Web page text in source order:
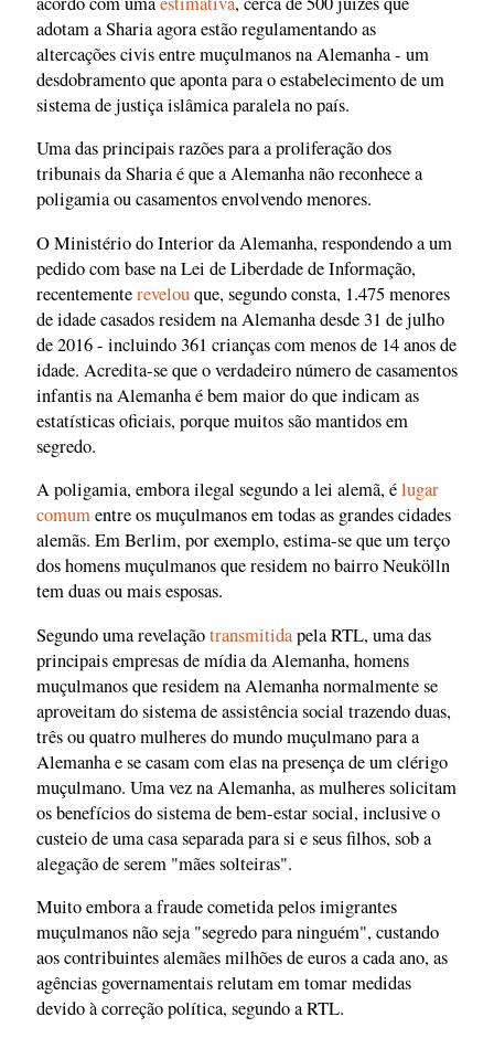
adotam a Sharia agora estão regulamentando as
altercações civis entre muçulmanos na Alemanha - um
desdobramento que aponta para o estabelecimento de um
sistema de justiça islâmica paralela no país.
Uma das principais razões para a proliferação dos
tribunais da Sharia é que a Alemanha não reconhece a
poligamia ou casamentos envolvendo menores.
O Ministério do Interior da Alemanha, respondendo a um
pedido com base na Lei de Liberdade de Informação,
recentementerevelouque, segundo consta, 1.475 menores
de idade casados residem na Alemanha desde 31 de julho
de 2016 - incluindo 361 crianças com menos de 14 anos de
idade. Acredita-se que o verdadeiro número de casamentos
infantis na Alemanha é bem maior do que indicam as
estatísticas oficiais, porque muitos são mantidos em
segredo.
A poligamia, embora ilegal segundo a lei alemã, élugar
comumentre os muçulmanos em todas as grandes cidades
alemãs. Em Berlim, por exemplo, estima-se que um terço
dos homens muçulmanos que residem no bairro Neukölln
tem duas ou mais esposas.
Segundo uma revelaçãotransmitidapela RTL, uma das
principais empresas de mídia da Alemanha, homens
muçulmanos que residem na Alemanha normalmente se
aproveitam do sistema de assistência social trazendo duas,
três ou quatro mulheres do mundo muçulmano para a
Alemanha e se casam com elas na presença de um clérigo
muçulmano. Uma vez na Alemanha, as mulheres solicitam
os benefícios do sistema de bem-estar social, inclusive o
custeio de uma casa separada para si e seus filhos, sob a
alegação de serem "mães solteiras".
Muito embora a fraude cometida pelos imigrantes
muçulmanos não seja "segredo para ninguém", custando
aos contribuintes alemães milhões de euros a cada ano, as
agências governamentais relutam em tomar medidas
devido à correção política, segundo a RTL.